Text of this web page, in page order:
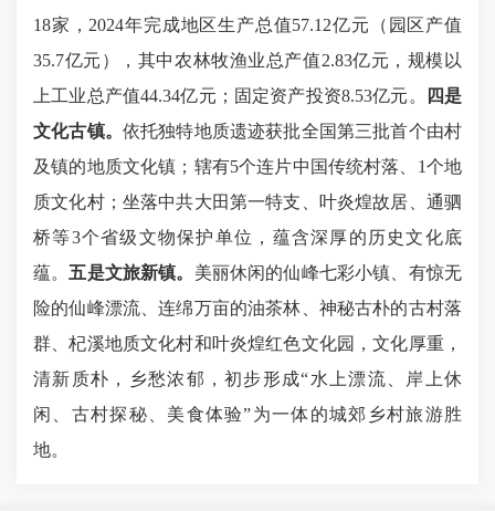
18家，2024年完成地区生产总值57.12亿元（园区产值
35.7亿元），其中农林牧渔业总产值2.83亿元，规模以
上工业总产值44.34亿元；固定资产投资8.53亿元。
四是
文化古镇。 依托独特地质遗迹获批全国第三批首个由村
及镇的地质文化镇；辖有5个连片中国传统村落、1个地
质文化村；坐落中共大田第一特支、叶炎煌故居、通驷
桥等3个省级文物保护单位，蕴含深厚的历史文化底
蕴。 五是文旅新镇。 美丽休闲的仙峰七彩小镇、有惊无
险的仙峰漂流、连绵万亩的油茶林、神秘古朴的古村落
群、杞溪地质文化村和叶炎煌红色文化园，文化厚重，
清新质朴，乡愁浓郁，初步形成“水上漂流、岸上休
闲、古村探秘、美食体验”为一体的城郊乡村旅游胜
地。